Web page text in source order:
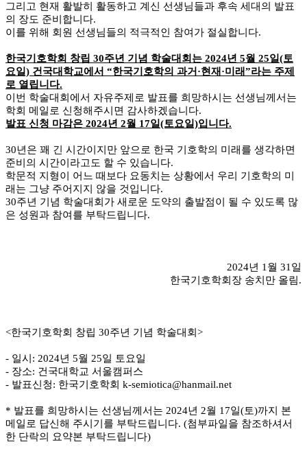
그리고 현재 활발히 활동하고 계신 선생님들과 후속 세대의 발표
의 장도 준비합니다.
이를 위해 회원 선생님들의 적극적인 참여가 절실합니다.
한국기호학회 창립 30주년 기념 학술대회는 2024년 5월 25일(토
요일) 건국대학교에서 “한국기호학의 과거·현재·미래”라는 주제
로 열립니다.
이번 학술대회에서 자유주제로 발표를 희망하시는 선생님께서는
학회 메일로 신청해주시면 감사하겠습니다.
발표 신청 마감은 2024년 2월 17일(토요일)입니다.
30년은 꽤 긴 시간이지만 앞으로 한국 기호학의 미래를 생각하면
준비의 시간이라고도 할 수 있습니다.
학문적 지형이 어느 때보다 요동치는 상황에서 우리 기호학의 미
래는 그냥 주어지지 않을 것입니다.
30주년 기념 학술대회가 새로운 도약의 출발점이 될 수 있도록 많
은 성원과 참여를 부탁드립니다.
2024년 1월 31일
한국기호학회장 송치만 올림.
<한국기호학회 창립 30주년 기념 학술대회>
- 일시: 2024년 5월 25일 토요일
- 장소: 건국대학교 서울캠퍼스
- 발표신청: 한국기호학회 k-semiotica@hanmail.net
* 발표를 희망하시는 선생님께서는 2024년 2월 17일(토)까지 본
메일로 답신해 주시기를 부탁드립니다. (첨부파일을 참조하셔서
한 단락의 요약본 부탁드립니다)